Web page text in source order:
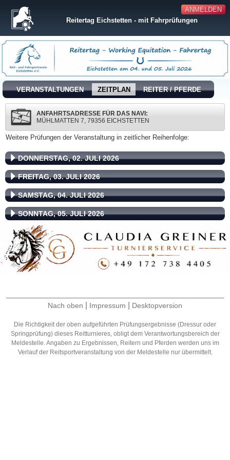
ANMELDEN
Reitertag Eichstetten - mit Fahrprüfungen
VERANSTALTUNGEN ZEITPLAN REITER / PFERDE
ANFAHRTSADRESSE FÜR DAS NAVI:
MÜHLMATTEN 7, 79356 EICHSTETTEN
Weitere Prüfungen der Veranstaltung in zeitlicher Reihenfolge:
DONNERSTAG, 02. JULI 2026
FREITAG, 03. JULI 2026
SAMSTAG, 04. JULI 2026
SONNTAG, 05. JULI 2026
Nach oben Impressum Desktopversion
Die Richtigkeit der oben aufgeführten Prüfungsergebnisse (Dressur oder
Springprüfung) dieses Reitturnieres, obligt dem Verantwortungsbereich der
Meldestelle. Angaben zu Ergebnissen, Reitern und Pferden werden uns im
Verlauf der Reitsportveranstaltung von der Meldestelle nur übermittelt.